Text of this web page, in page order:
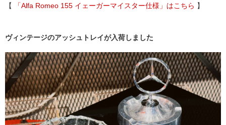
【
「Alfa Romeo 155 イェーガーマイスター仕様」はこちら 】
ヴィンテージのアッシュトレイが入荷しました